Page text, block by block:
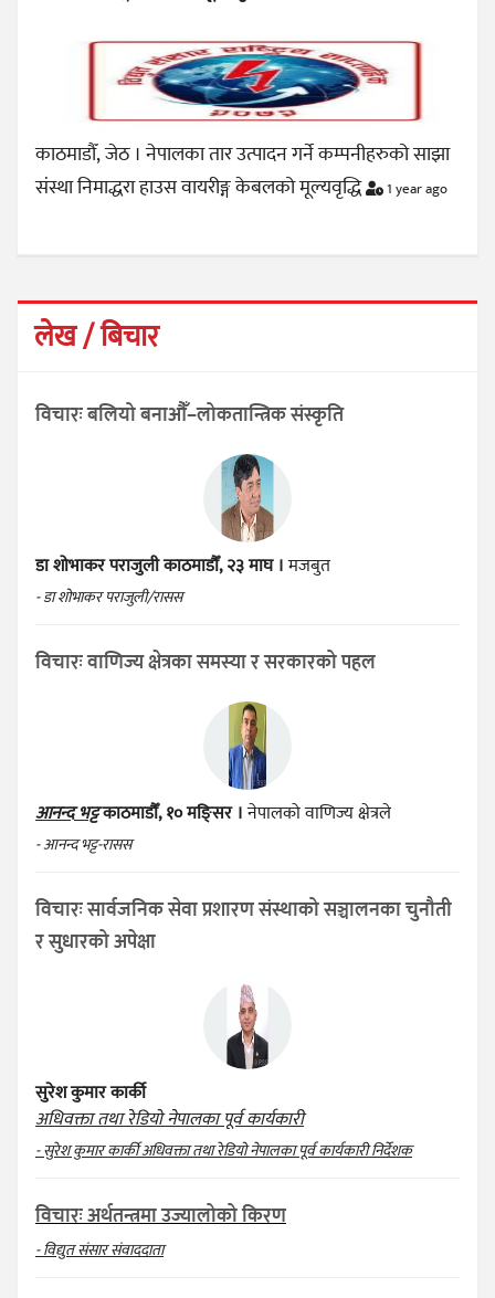
काठमाडौँ, जेठ । नेपालका तार उत्पादन गर्ने कम्पनीहरुको साझा
संस्था निमाद्धरा हाउस वायरीङ्ग केबलको मूल्यवृद्धि
1 year ago
लेख / बिचार
विचारः बलियो बनाऔँ–लोकतान्त्रिक संस्कृति
डा शोभाकर पराजुलीकाठमाडौँ, २३ माघ ।मजबुत
- डा शोभाकर पराजुली/रासस
विचारः वाणिज्य क्षेत्रका समस्या र सरकारको पहल
आनन्द भट्टकाठमाडौँ, १० मङ्सिर ।नेपालको वाणिज्य क्षेत्रले
- आनन्द भट्ट-रासस
विचारः सार्वजनिक सेवा प्रशारण संस्थाको सञ्चालनका चुनौती
र सुधारको अपेक्षा
सुरेश कुमार कार्की
अधिवक्ता तथा रेडियो नेपालका पूर्व कार्यकारी
- सुरेश कुमार कार्की अधिवक्ता तथा रेडियो नेपालका पूर्व कार्यकारी निर्देशक
विचारः अर्थतन्त्रमा उज्यालोको किरण
- विद्युत संसार संवाददाता